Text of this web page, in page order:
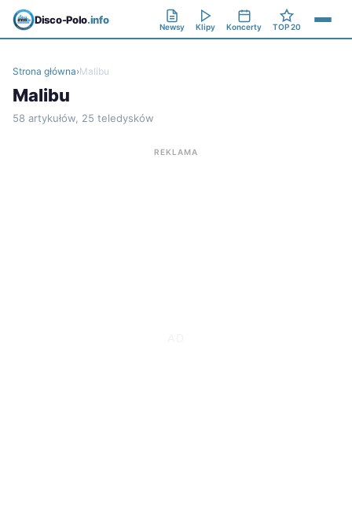
Disco-Polo.info
Newsy Klipy Koncerty TOP 20
Strona główna›Malibu
Malibu
58 artykułów, 25 teledysków
REKLAMA